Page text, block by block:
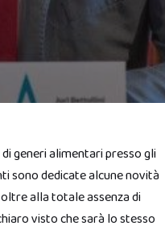
generi alimentari presso gli
sono dedicate alcune novità
alla totale assenza di
visto che sarà lo stesso